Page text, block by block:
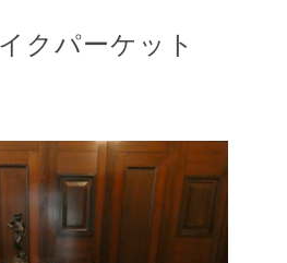
クパーケット